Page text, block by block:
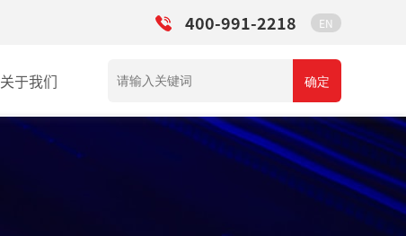
400-991-2218 EN
关于我们 确定